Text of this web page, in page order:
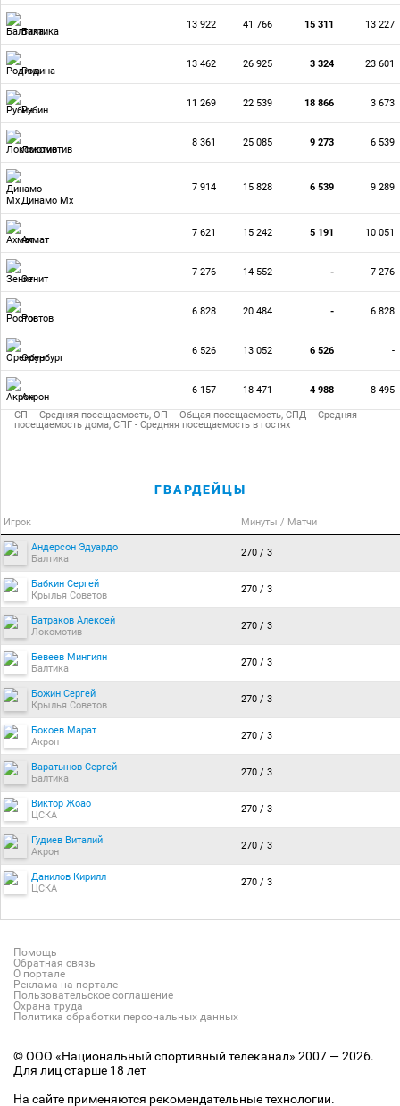
Балтика
13 922 41 766 15 311 13 227
Родина
13 462 26 925 3 324 23 601
Рубин
11 269 22 539 18 866 3 673
Локомотив
8 361 25 085 9 273 6 539
Динамо Мх
7 914 15 828 6 539 9 289
Ахмат
7 621 15 242 5 191 10 051
Зенит
7 276 14 552 - 7 276
Ростов
6 828 20 484 - 6 828
Оренбург
6 526 13 052 6 526 -
Акрон
6 157 18 471 4 988 8 495
СП – Средняя посещаемость, ОП – Общая посещаемость, СПД – Средняя
посещаемость дома, СПГ - Средняя посещаемость в гостях
ГВАРДЕЙЦЫ
Игрок Минуты / Матчи
Андерсон Эдуардо
Балтика
270 / 3
Бабкин Сергей
Крылья Советов
270 / 3
Батраков Алексей
Локомотив
270 / 3
Бевеев Мингиян
Балтика
270 / 3
Божин Сергей
Крылья Советов
270 / 3
Бокоев Марат
Акрон
270 / 3
Варатынов Сергей
Балтика
270 / 3
Виктор Жоао
ЦСКА
270 / 3
Гудиев Виталий
Акрон
270 / 3
Данилов Кирилл
ЦСКА
270 / 3
Помощь
Обратная связь
О портале
Реклама на портале
Пользовательское соглашение
Охрана труда
Политика обработки персональных данных
© ООО «Национальный спортивный телеканал» 2007 — 2026.
Для лиц старше 18 лет
На сайте применяются рекомендательные технологии.